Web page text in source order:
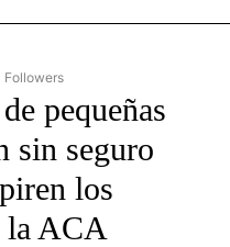
"CNN - SPANISH" TO RECEIVE
Followers
pequeñas
sin seguro
los
la ACA